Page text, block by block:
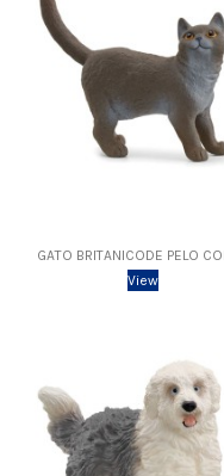
GATO BRITANICODE PELO
View